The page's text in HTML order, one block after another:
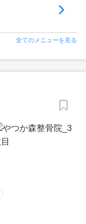
全てのメニューを見る